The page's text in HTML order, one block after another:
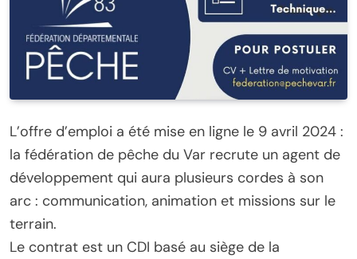
L’offre d’emploi a été mise en ligne le 9 avril 2024 :
la fédération de pêche du Var recrute un agent de
développement qui aura plusieurs cordes à son
arc : communication, animation et missions sur le
terrain.
Le contrat est un CDI basé au siège de la